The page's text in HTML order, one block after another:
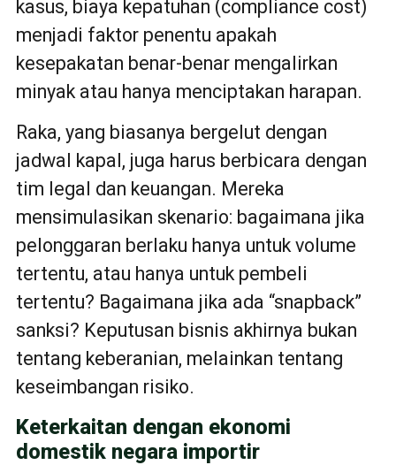
kasus, biaya kepatuhan (compliance cost)
menjadi faktor penentu apakah
kesepakatan benar-benar mengalirkan
minyak atau hanya menciptakan harapan.
Raka, yang biasanya bergelut dengan
jadwal kapal, juga harus berbicara dengan
tim legal dan keuangan. Mereka
mensimulasikan skenario: bagaimana jika
pelonggaran berlaku hanya untuk volume
tertentu, atau hanya untuk pembeli
tertentu? Bagaimana jika ada “snapback”
sanksi? Keputusan bisnis akhirnya bukan
tentang keberanian, melainkan tentang
keseimbangan risiko.
Keterkaitan dengan ekonomi
domestik negara importir